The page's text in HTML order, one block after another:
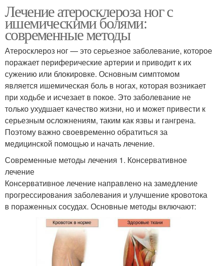
Лечение атеросклероза ног с
ишемическими болями:
современные методы
Атеросклероз ног — это серьезное заболевание, которое
поражает периферические артерии и приводит к их
сужению или блокировке. Основным симптомом
является ишемическая боль в ногах, которая возникает
при ходьбе и исчезает в покое. Это заболевание не
только ухудшает качество жизни, но и может привести к
серьезным осложнениям, таким как язвы и гангрена.
Поэтому важно своевременно обратиться за
медицинской помощью и начать лечение.
Современные методы лечения 1. Консервативное
лечение
Консервативное лечение направлено на замедление
прогрессирования заболевания и улучшение кровотока
в пораженных сосудах. Основные методы включают: